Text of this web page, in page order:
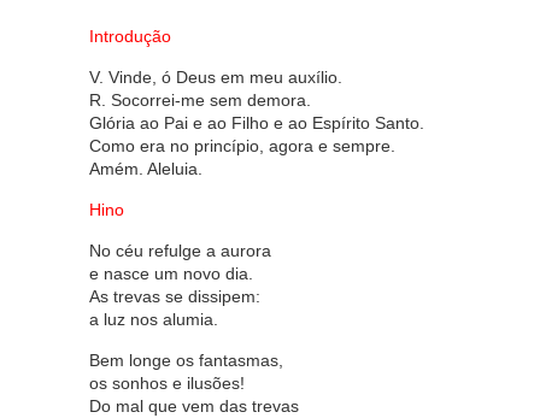
Introdução
V. Vinde, ó Deus em meu auxílio.
R. Socorrei-me sem demora.
Glória ao Pai e ao Filho e ao Espírito Santo.
Como era no princípio, agora e sempre.
Amém. Aleluia.
Hino
No céu refulge a aurora
e nasce um novo dia.
As trevas se dissipem:
a luz nos alumia.
Bem longe os fantasmas,
os sonhos e ilusões!
Do mal que vem das trevas